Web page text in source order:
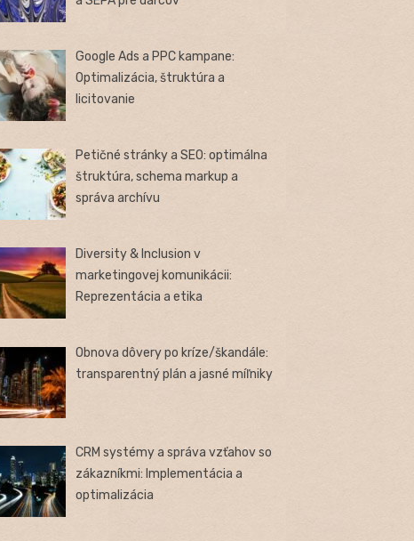
Google Ads a PPC kampane:
Optimalizácia, štruktúra a
licitovanie
Petičné stránky a SEO: optimálna
štruktúra, schema markup a
správa archívu
Diversity & Inclusion v
marketingovej komunikácii:
Reprezentácia a etika
Obnova dôvery po kríze/škandále:
transparentný plán a jasné míľniky
CRM systémy a správa vzťahov so
zákazníkmi: Implementácia a
optimalizácia